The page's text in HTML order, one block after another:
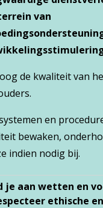
van
de kwaliteit van
en
bewaken,
indien nodig bij.
je aan wetten en
ethische